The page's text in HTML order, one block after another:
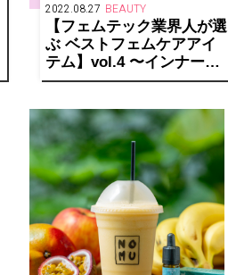
2022.08.27 BEAUTY
【フェムテック業界人が選
ぶ ベストフェムケアアイ
テム】vol.4 〜インナーケ
ア〜